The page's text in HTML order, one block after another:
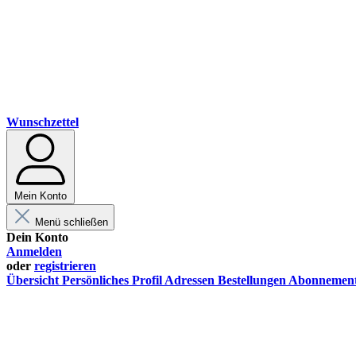
Wunschzettel
Mein Konto
Menü schließen
Dein Konto
Anmelden
oder registrieren
Übersicht Persönliches Profil Adressen Bestellungen